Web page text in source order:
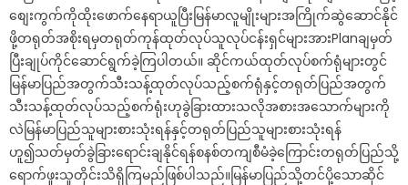
စျေးကွက်ကိုထိုးဖောက်နေရာယူပြီးမြန်မာလူမျိုးများအကြိုက်ဆွဲဆောင်နိုင်
ဖို့တရုတ်အစိုးရမှတရုတ်ကုန်ထုတ်လုပ်သူလုပ်ငန်းရှင်များအားPlanချမှတ်
ပြီးချုပ်ကိုင်ဆောင်ရွက်ခဲ့ကြပါတယ်။ ဆိုင်ကယ်ထုတ်လုပ်စက်ရုံများတွင်
မြန်မာပြည်အတွက်သီးသန့်ထုတ်လုပ်သည့်စက်ရုံနှင့်တရုတ်ပြည်အတွက်
သီးသန့်ထုတ်လုပ်သည့်စက်ရုံးဟုခွဲခြားထားသလိုအစားအသောက်များကို
လဲမြန်မာပြည်သူများစားသုံးရန်နှင့်တရုတ်ပြည်သူများစားသုံးရန်
ဟူ၍သတ်မှတ်ခွဲခြားရောင်းချနိုင်ရန်စနစ်တကျစီမံခဲ့ကြောင်းတရုတ်ပြည်သို့
ရောက်ဖူးသူတိုင်းသိရှိကြမည်ဖြစ်ပါသည်။မြန်မာပြည်သို့တင်ပို့သောဆိုင်